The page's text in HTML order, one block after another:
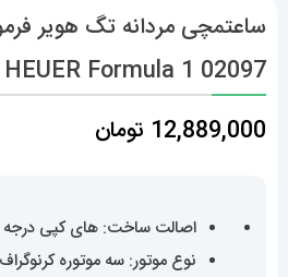
HEUER Formula 1 02097
12,889,000 تومان
اصالت ساخت: های کپی درجه A+++
نوع موتور: سه موتوره کرنوگراف